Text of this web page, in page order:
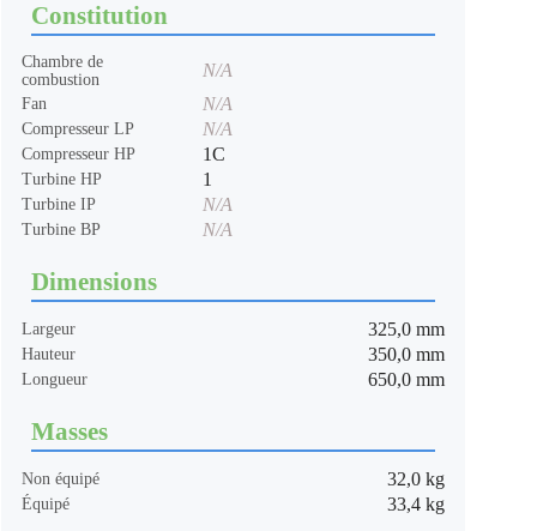
Constitution
Chambre de
combustion
N/A
Fan N/A
Compresseur LP N/A
Compresseur HP 1C
Turbine HP 1
Turbine IP N/A
Turbine BP N/A
Dimensions
Largeur 325,0 mm
Hauteur 350,0 mm
Longueur 650,0 mm
Masses
Non équipé 32,0 kg
Équipé 33,4 kg